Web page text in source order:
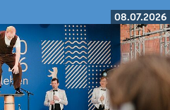
08.07.2026